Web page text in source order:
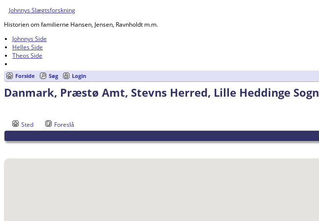
Johnnys Slægtsforskning
Historien om familierne Hansen, Jensen, Ravnholdt m.m.
Johnnys Side
Helles Side
Theos Side
Forside Søg Login
Danmark, Præstø Amt, Stevns Herred, Lille Heddinge Sogn
Sted Foreslå